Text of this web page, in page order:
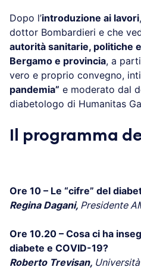
Dopo l’introduzione ai lavori
dottor Bombardieri e che
autorità sanitarie, politiche
Bergamo e provincia, a
vero e proprio convegno,
pandemia” e moderato dal
diabetologo di Humanitas
Il programma
Ore 10 – Le “cifre” del
Regina Dagani, Presidente
Ore 10.20 – Cosa ci ha
diabete e COVID-19?
Roberto Trevisan,